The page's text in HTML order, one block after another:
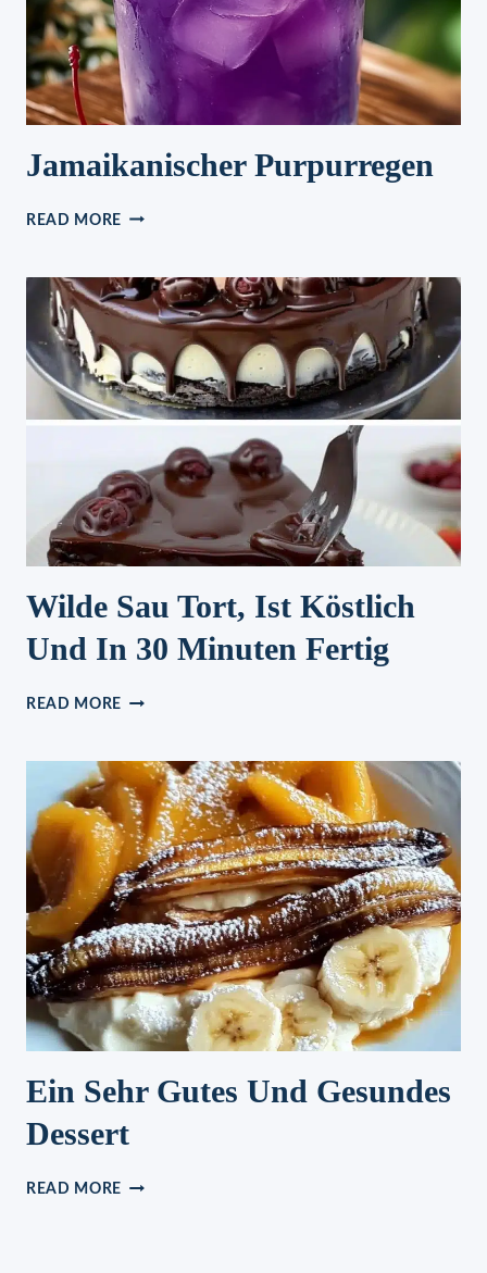
Jamaikanischer Purpurregen
READ MORE JAMAIKANISCHER
Wilde Sau Tort, Ist Köstlich
Und In 30 Minuten Fertig
READ MORE WILDE
IST
KÖSTLICH
UND
IN
30
MINUTEN
FERTIG
Ein Sehr Gutes Und Gesundes
Dessert
READ MORE EIN